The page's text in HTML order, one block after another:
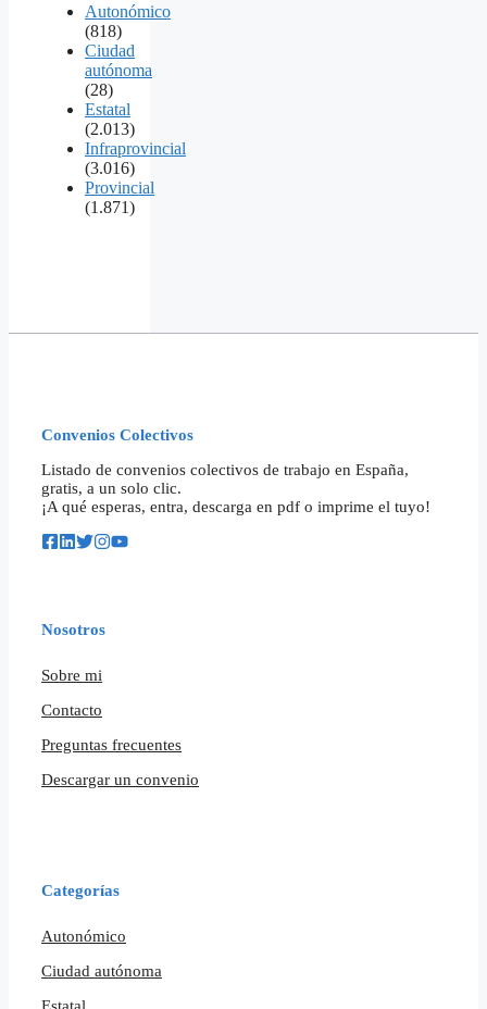
Autonómico
(818)
Ciudad
autónoma
(28)
Estatal
(2.013)
Infraprovincial
(3.016)
Provincial
(1.871)
Convenios Colectivos
Listado de convenios colectivos de trabajo en España,
gratis, a un solo clic.
¡A qué esperas, entra, descarga en pdf o imprime el tuyo!
Nosotros
Sobre mi
Contacto
Preguntas frecuentes
Descargar un convenio
Categorías
Autonómico
Ciudad autónoma